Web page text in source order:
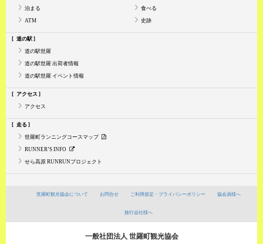
泊まる 食べる
ATM 史跡
道の駅
道の駅世羅
道の駅世羅 出荷者情報
道の駅世羅 イベント情報
アクセス
アクセス
走る
世羅町ランニングコースマップ
RUNNER’S INFO
せら高原 RUNRUNプロジェクト
世羅町観光協会について お問合せ ご利用規定・プライバシーポリシー 協会員様へ
旅行会社様へ
一般社団法人 世羅町観光協会